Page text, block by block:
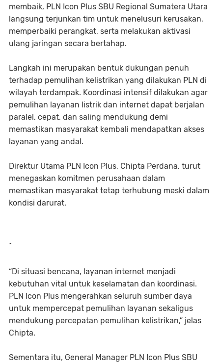
membaik, PLN Icon Plus SBU Regional Sumatera Utara
langsung terjunkan tim untuk menelusuri kerusakan,
memperbaiki perangkat, serta melakukan aktivasi
ulang jaringan secara bertahap.
Langkah ini merupakan bentuk dukungan penuh
terhadap pemulihan kelistrikan yang dilakukan PLN di
wilayah terdampak. Koordinasi intensif dilakukan agar
pemulihan layanan listrik dan internet dapat berjalan
paralel, cepat, dan saling mendukung demi
memastikan masyarakat kembali mendapatkan akses
layanan yang andal.
Direktur Utama PLN Icon Plus, Chipta Perdana, turut
menegaskan komitmen perusahaan dalam
memastikan masyarakat tetap terhubung meski dalam
kondisi darurat.
-
“Di situasi bencana, layanan internet menjadi
kebutuhan vital untuk keselamatan dan koordinasi.
PLN Icon Plus mengerahkan seluruh sumber daya
untuk mempercepat pemulihan layanan sekaligus
mendukung percepatan pemulihan kelistrikan,” jelas
Chipta.
Sementara itu, General Manager PLN Icon Plus SBU